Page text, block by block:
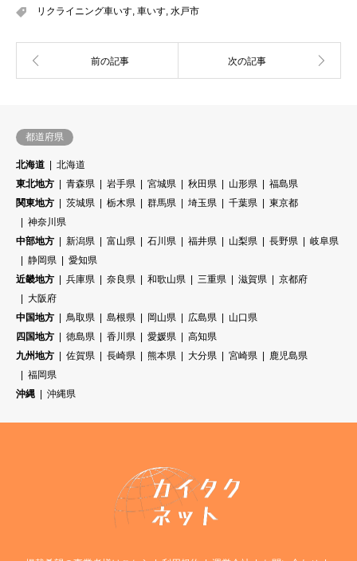
リクライニング車いす 車いす 水戸市
都道府県
北海道
北海道
東北地方
青森県 岩手県 宮城県 秋田県 山形県
福島県
関東地方
茨城県 栃木県 群馬県 埼玉県 千葉県
東京都
神奈川県
中部地方
新潟県 富山県 石川県 福井県 山梨県 長野県
岐阜県
静岡県
愛知県
近畿地方
兵庫県 奈良県 和歌山県 三重県 滋賀県
京都府
大阪府
中国地方
鳥取県 島根県 岡山県 広島県
山口県
四国地方
徳島県 香川県 愛媛県
高知県
九州地方
佐賀県 長崎県 熊本県 大分県 宮崎県
鹿児島県
福岡県
沖縄
沖縄県